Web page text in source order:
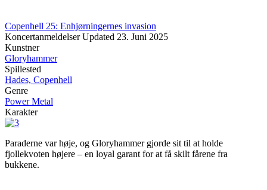
Copenhell 25: Enhjørningernes invasion
Koncertanmeldelser Updated 23. Juni 2025
Kunstner
Gloryhammer
Spillested
Hades, Copenhell
Genre
Power Metal
Karakter
Paraderne var høje, og Gloryhammer gjorde sit til at holde
fjollekvoten højere – en loyal garant for at få skilt fårene fra
bukkene.